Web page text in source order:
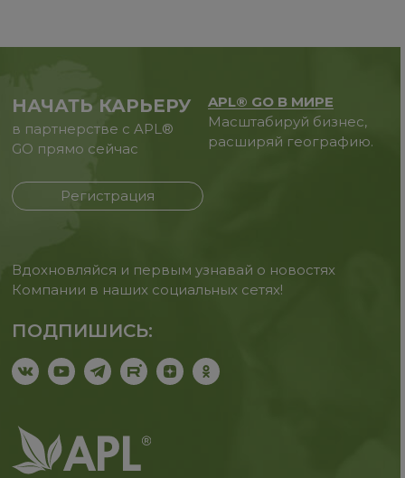
НАЧАТЬ КАРЬЕРУ
в партнерстве с APL®
GO прямо сейчас
Регистрация
APL® GO В МИРЕ
Масштабируй бизнес,
расширяй географию.
Вдохновляйся и первым узнавай о новостях
Компании в наших социальных сетях!
ПОДПИШИСЬ: